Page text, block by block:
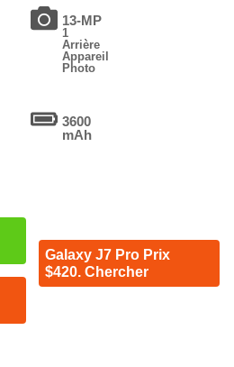
13-MP
1
Arrière
Appareil
Photo
3600
mAh
Galaxy J7 Pro Prix
$420. Chercher